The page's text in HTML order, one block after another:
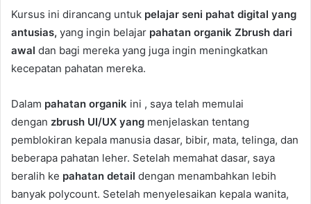
Kursus ini dirancang untuk pelajar seni pahat digital yang
antusias, yang ingin belajar pahatan organik Zbrush dari
awal dan bagi mereka yang juga ingin meningkatkan
kecepatan pahatan mereka.
Dalam pahatan organik ini , saya telah memulai
dengan zbrush UI/UX yang menjelaskan tentang
pemblokiran kepala manusia dasar, bibir, mata, telinga, dan
beberapa pahatan leher. Setelah memahat dasar, saya
beralih ke pahatan detail dengan menambahkan lebih
banyak polycount. Setelah menyelesaikan kepala wanita,